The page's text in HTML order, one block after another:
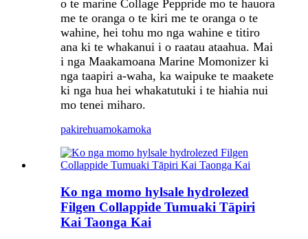
o te marine Collage Peppride mo te hauora
me te oranga o te kiri me te oranga o te
wahine, hei tohu mo nga wahine e titiro
ana ki te whakanui i o raatau ataahua. Mai
i nga Maakamoana Marine Momonizer ki
nga taapiri a-waha, ka waipuke te maakete
ki nga hua hei whakatutuki i te hiahia nui
mo tenei miharo.
pakirehuamokamoka
Ko nga momo hylsale hydrolezed
Filgen Collappide Tumuaki Tāpiri
Kai Taonga Kai